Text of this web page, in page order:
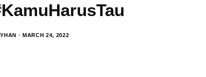
MARCH 24, 2022